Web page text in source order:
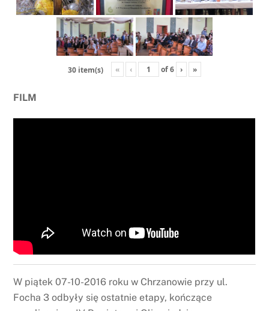
30 item(s) « ‹ of6 › »
FILM
W piątek 07-10-2016 roku w Chrzanowie przy ul.
Focha 3 odbyły się ostatnie etapy, kończące